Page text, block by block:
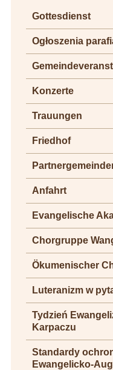
Gottesdienst
Ogłoszenia
Konzerte
Trauungen
Friedhof
Anfahrt
Evangelische
Chorgruppe
Ökumenischer
Luteranizm w
Tydzień
Karpaczu
Standardy
Ewangelicko-